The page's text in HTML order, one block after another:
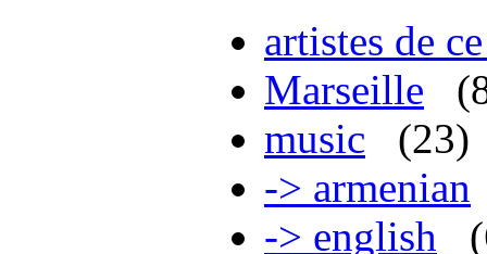
artistes de
Marseille
music
(23)
-> armenian
-> english